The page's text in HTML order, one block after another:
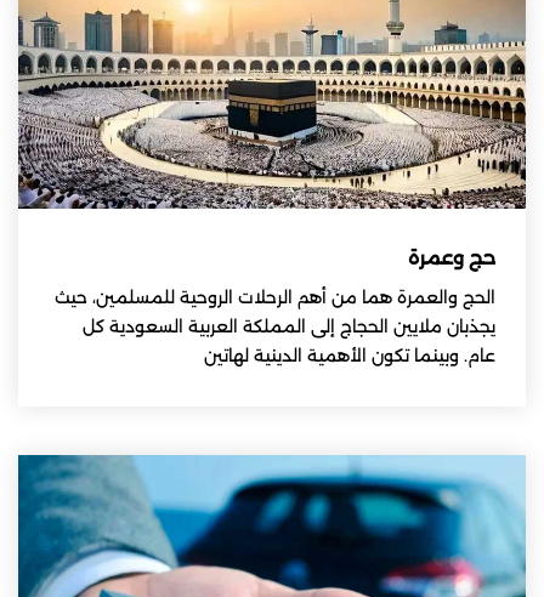
حج وعمرة
الحج والعمرة هما من أهم الرحلات الروحية للمسلمين، حيث
يجذبان ملايين الحجاج إلى المملكة العربية السعودية كل
عام. وبينما تكون الأهمية الدينية لهاتين